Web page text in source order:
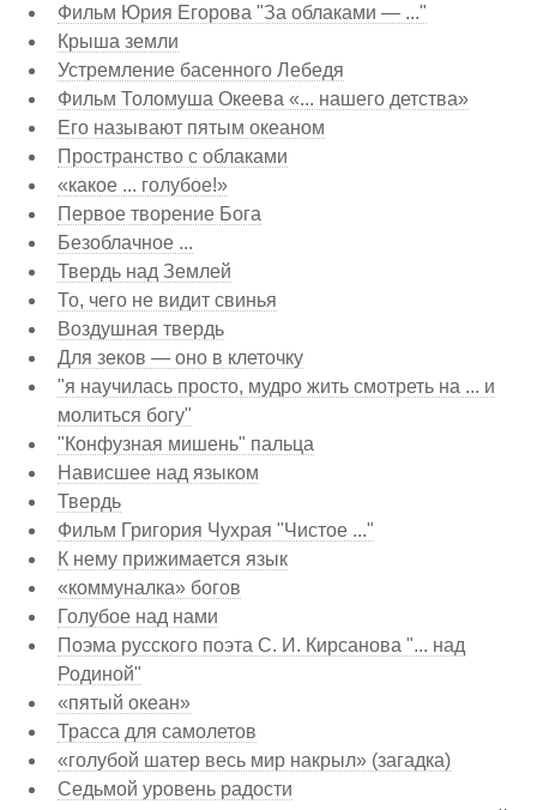
Фильм Юрия Егорова "За облаками — ..."
Крыша земли
Устремление басенного Лебедя
Фильм Толомуша Океева «... нашего детства»
Его называют пятым океаном
Пространство с облаками
«какое ... голубое!»
Первое творение Бога
Безоблачное ...
Твердь над Землей
То, чего не видит свинья
Воздушная твердь
Для зеков — оно в клеточку
"я научилась просто, мудро жить смотреть на ... и
молиться богу"
"Конфузная мишень" пальца
Нависшее над языком
Твердь
Фильм Григория Чухрая "Чистое ..."
К нему прижимается язык
«коммуналка» богов
Голубое над нами
Поэма русского поэта С. И. Кирсанова "... над
Родиной"
«пятый океан»
Трасса для самолетов
«голубой шатер весь мир накрыл» (загадка)
Седьмой уровень радости